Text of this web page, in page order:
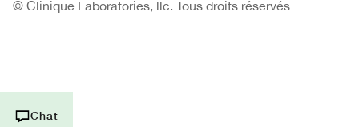
FAQ
© Clinique Laboratories, llc. Tous droits réservés
Chat